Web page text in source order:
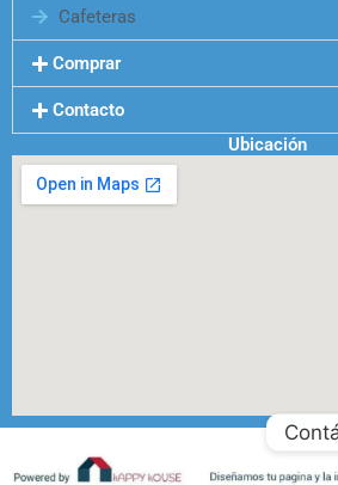
Cafeteras
Comprar
Contacto
Ubicación